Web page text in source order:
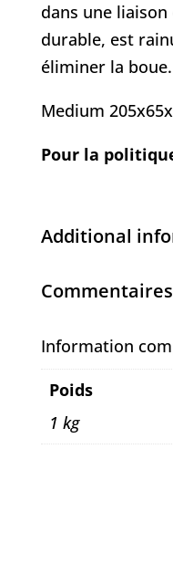
dans une
durable, est
éliminer la boue.
Medium
Pour la
Additional
Commentaires
Information
Poids
1 kg